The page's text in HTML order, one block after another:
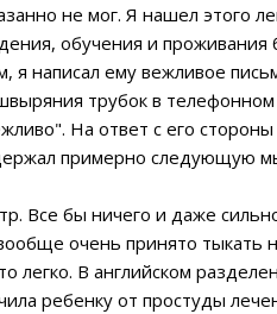
не мог. Я нашел этого
обучения и
написал ему вежливое
трубок в телефонном
На ответ с его
примерно следующую
Все бы ничего и даже
очень принято
легко. В английском
ребенку от простуды